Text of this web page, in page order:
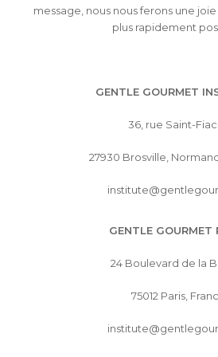
message, nous nous ferons une
plus rapidement
GENTLE GOURMET
36, rue Saint-
27930 Brosville,
GENTLE GOURMET
24 Boulevard de la
75012 Paris,